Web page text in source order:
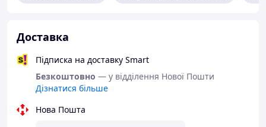
Доставка
Підписка на доставку Smart
Безкоштовно — у відділення Нової Пошти
Дізнатися більше
Нова Пошта